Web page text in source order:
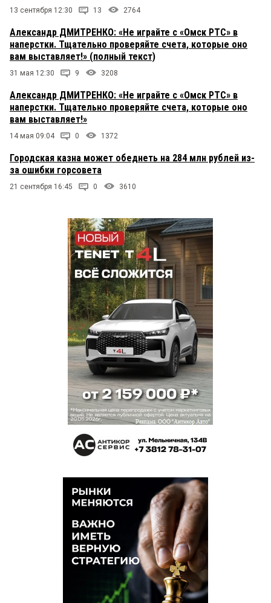
13 сентября 12:30 13 2764
Александр ДМИТРЕНКО: «Не играйте с «Омск РТС» в
наперстки. Тщательно проверяйте счета, которые оно
вам выставляет!» (полный текст)
31 мая 12:30 9 3208
Александр ДМИТРЕНКО: «Не играйте с «Омск РТС» в
наперстки. Тщательно проверяйте счета, которые оно
вам выставляет!»
14 мая 09:04 0 1372
Городская казна может обеднеть на 284 млн рублей из-
за ошибки горсовета
21 сентября 16:45 0 3610